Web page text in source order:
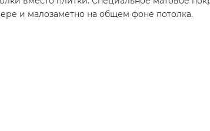
и малозаметно на общем фоне потолка.